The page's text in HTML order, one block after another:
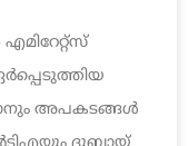
അപകടങ്ങൾ